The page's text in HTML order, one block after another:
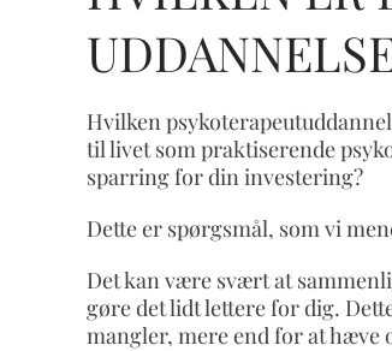
Hvilken
til livet som praktiserende
sparring for din investering?
Dette er spørgsmål, som vi
Det kan være svært at
gøre det lidt lettere for dig.
mangler, mere end for at hæve